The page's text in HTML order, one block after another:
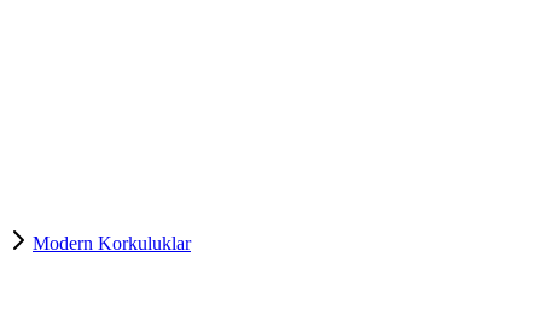
Modern Korkuluklar